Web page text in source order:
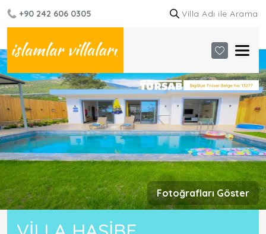
+90 242 606 0305
Fotoğrafları Göster